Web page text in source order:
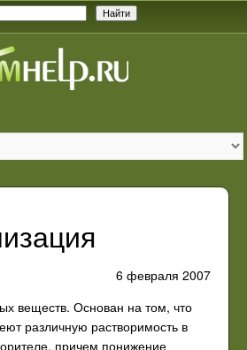
6 февраля 2007
веществ. Основан на том, что
различную растворимость в
причем понижение